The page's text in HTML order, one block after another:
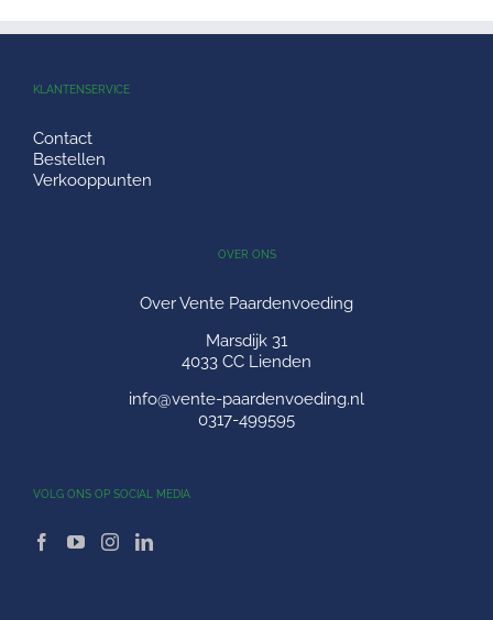
KLANTENSERVICE
Contact
Bestellen
Verkooppunten
OVER ONS
Over Vente Paardenvoeding
Marsdijk 31
4033 CC Lienden
info@vente-paardenvoeding.nl
0317-499595
VOLG ONS OP SOCIAL MEDIA